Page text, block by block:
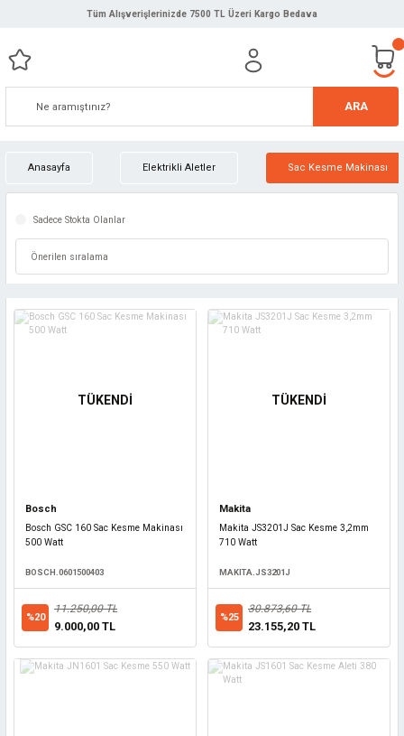
Tüm Alışverişlerinizde 7500 TL Üzeri Kargo Bedava
ARA
Anasayfa Elektrikli Aletler Sac Kesme Makinası
Sadece Stokta Olanlar
TÜKENDİ
Bosch
Bosch GSC 160 Sac Kesme Makinası
500 Watt
BOSCH.0601500403
%20
11.250,00 TL
9.000,00 TL
TÜKENDİ
Makita
Makita JS3201J Sac Kesme 3,2mm
710 Watt
MAKITA.JS3201J
%25
30.873,60 TL
23.155,20 TL